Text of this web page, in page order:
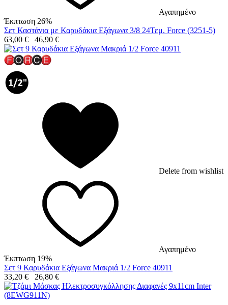
Αγαπημένο
Έκπτωση 26%
Σετ Καστάνια με Καρυδάκια Εξάγωνα 3/8 24Τεμ. Force (3251-5)
63,00 € 46,90 €
Delete from wishlist
Αγαπημένο
Έκπτωση 19%
Σετ 9 Καρυδάκια Εξάγωνα Μακριά 1/2 Force 40911
33,20 € 26,80 €